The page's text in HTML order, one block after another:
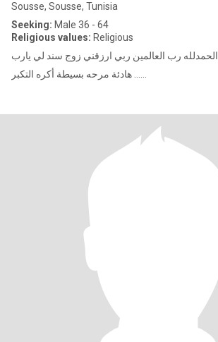
Sousse, Sousse, Tunisia
Seeking: Male 36 - 64
Religious values: Religious
الحمدلله رب العالمين ربي ارزقني زوج سند لي يارب